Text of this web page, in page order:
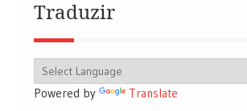
Traduzir
Powered by Translate